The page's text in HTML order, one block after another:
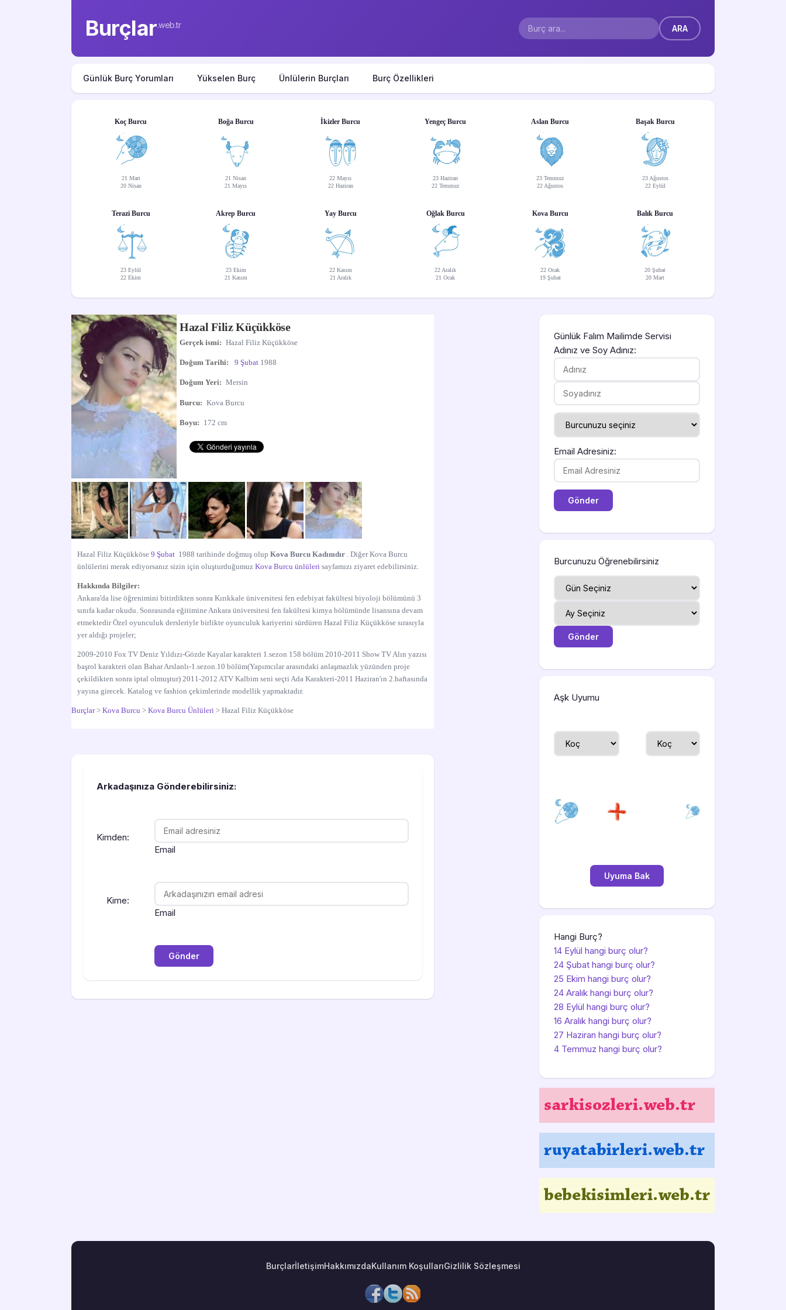
Burçlar.web.tr
Günlük Burç Yorumları Yükselen Burç Ünlülerin Burçları Burç Özellikleri
Koç Burcu
21 Mart
20 Nisan
Boğa Burcu
21 Nisan
21 Mayıs
İkizler Burcu
22 Mayıs
22 Haziran
Yengeç Burcu
23 Haziran
22 Temmuz
Aslan Burcu
23 Temmuz
22 Ağustos
Başak Burcu
23 Ağustos
22 Eylül
Terazi Burcu
23 Eylül
22 Ekim
Akrep Burcu
23 Ekim
21 Kasım
Yay Burcu
22 Kasım
21 Aralık
Oğlak Burcu
22 Aralık
21 Ocak
Kova Burcu
22 Ocak
19 Şubat
Balık Burcu
20 Şubat
20 Mart
Hazal Filiz Küçükköse
Gerçek ismi: Hazal Filiz Küçükköse
Doğum Tarihi: 9 Şubat1988
Doğum Yeri: Mersin
Burcu: Kova Burcu
Boyu: 172 cm
Hazal Filiz Küçükköse 9 Şubat 1988 tarihinde doğmuş olup Kova Burcu Kadınıdır . Diğer Kova Burcu
ünlülerini merak ediyorsanız sizin için oluşturduğumuz Kova Burcu ünlüleri sayfamızı ziyaret edebilirsiniz.
Hakkında Bilgiler:
Ankara'da lise öğrenimini bitirdikten sonra Kırıkkale üniversitesi fen edebiyat fakültesi biyoloji bölümünü 3
sınıfa kadar okudu. Sonrasında eğitimine Ankara üniversitesi fen fakültesi kimya bölümünde lisansına devam
etmektedir Özel oyunculuk dersleriyle birlikte oyunculuk kariyerini sürdüren Hazal Filiz Küçükköse sırasıyla
yer aldığı projeler;
2009-2010 Fox TV Deniz Yıldızı-Gözde Kayalar karakteri 1.sezon 158 bölüm 2010-2011 Show TV Alın yazısı
başrol karakteri olan Bahar Arslanlı-1.sezon.10 bölüm(Yapımcılar arasındaki anlaşmazlık yüzünden proje
çekildikten sonra iptal olmuştur) 2011-2012 ATV Kalbim seni seçti Ada Karakteri-2011 Haziran'ın 2.haftasında
yayına girecek. Katalog ve fashion çekimlerinde modellik yapmaktadır.
Burçlar > Kova Burcu > Kova Burcu Ünlüleri > Hazal Filiz Küçükköse
Arkadaşınıza Gönderebilirsiniz:
Kimden:
Email
Kime:
Email
Günlük Falım Mailimde Servisi
Adınız ve Soy Adınız:
Email Adresiniz:
Burcunuzu Öğrenebilirsiniz
Aşk Uyumu
Hangi Burç?
14 Eylül hangi burç olur?
24 Şubat hangi burç olur?
25 Ekim hangi burç olur?
24 Aralık hangi burç olur?
28 Eylül hangi burç olur?
16 Aralık hangi burç olur?
27 Haziran hangi burç olur?
4 Temmuz hangi burç olur?
BurçlarİletişimHakkımızdaKullanım KoşullarıGizlilik Sözleşmesi